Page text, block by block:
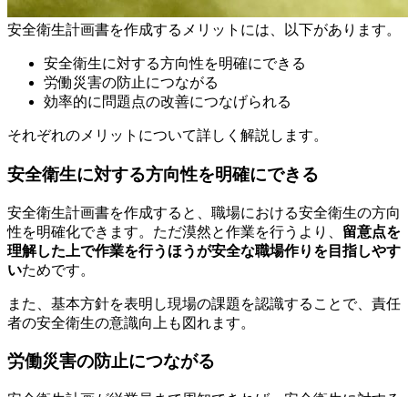
安全衛生計画書を作成するメリットには、以下があります。
安全衛生に対する方向性を明確にできる
労働災害の防止につながる
効率的に問題点の改善につなげられる
それぞれのメリットについて詳しく解説します。
安全衛生に対する方向性を明確にできる
安全衛生計画書を作成すると、職場における安全衛生の方向
性を明確化できます。ただ漠然と作業を行うより、 留意点を
理解した上で作業を行うほうが安全な職場作りを目指しやす
いためです。
また、基本方針を表明し現場の課題を認識することで、責任
者の安全衛生の意識向上も図れます。
労働災害の防止につながる